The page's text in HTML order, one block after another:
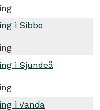
i Sibbo
i Sjundeå
i Vanda